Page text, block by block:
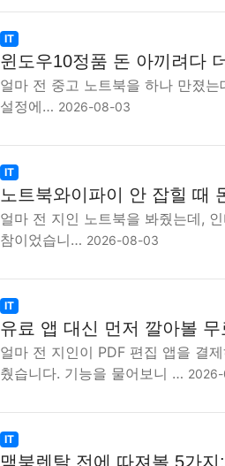
IT
윈도우10정품 돈 아끼려다
얼마 전 중고 노트북을 하나 만졌는
설정에… 2026-08-03
IT
노트북와이파이 안 잡힐 때
얼마 전 지인 노트북을 봐줬는데,
참이었습니… 2026-08-03
IT
유료 앱 대신 먼저 깔아볼
얼마 전 지인이 PDF 편집 앱을 결
췄습니다. 기능을 물어보니 …
IT
맥북렌탈 전에 따져볼 5가